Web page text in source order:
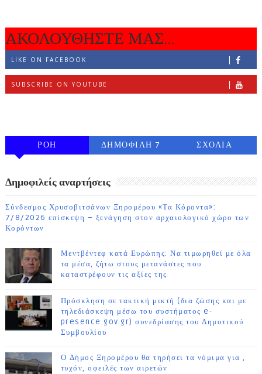
ΑΚΟΛΟΥΘΗΣΤΕ ΜΑΣ...
LIKE ON FACEBOOK
SUBSCRIBE ON YOUTUBE
ΡΟΗ
ΔΗΜΟΦΙΛΗ 7
ΣΧΟΛΙΑ
Δημοφιλείς αναρτήσεις
Σύνδεσμος Χρυσοβιτσάνων Ξηρομέρου «Τα Κόροντα»:
7/8/2026 επίσκεψη – ξενάγηση στον αρχαιολογικό χώρο των
Κορόντων
Μεντβέντεφ κατά Ευρώπης: Να τιμωρηθεί με όλα
τα μέσα, ζήτω στους μετανάστες που
καταστρέφουν τις αξίες της
Πρόσκληση σε τακτική μικτή (δια ζώσης και με
τηλεδιάσκεψη μέσω του συστήματος e-
presence.gov.gr) συνεδρίασης του Δημοτικού
Συμβουλίου
Ο Δήμος Ξηρομέρου θα τηρήσει τα νόμιμα για ,
τυχόν, οφειλές των αιρετών